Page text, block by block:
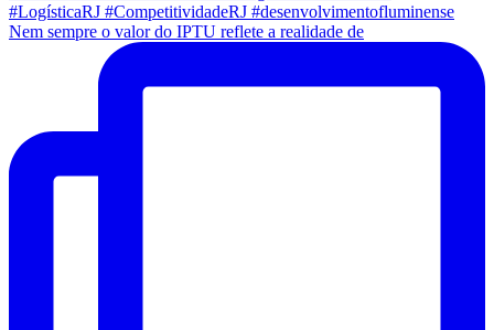
Nem sempre o valor do IPTU reflete a realidade de